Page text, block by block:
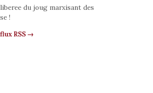
du joug marxisant des
!
RSS →